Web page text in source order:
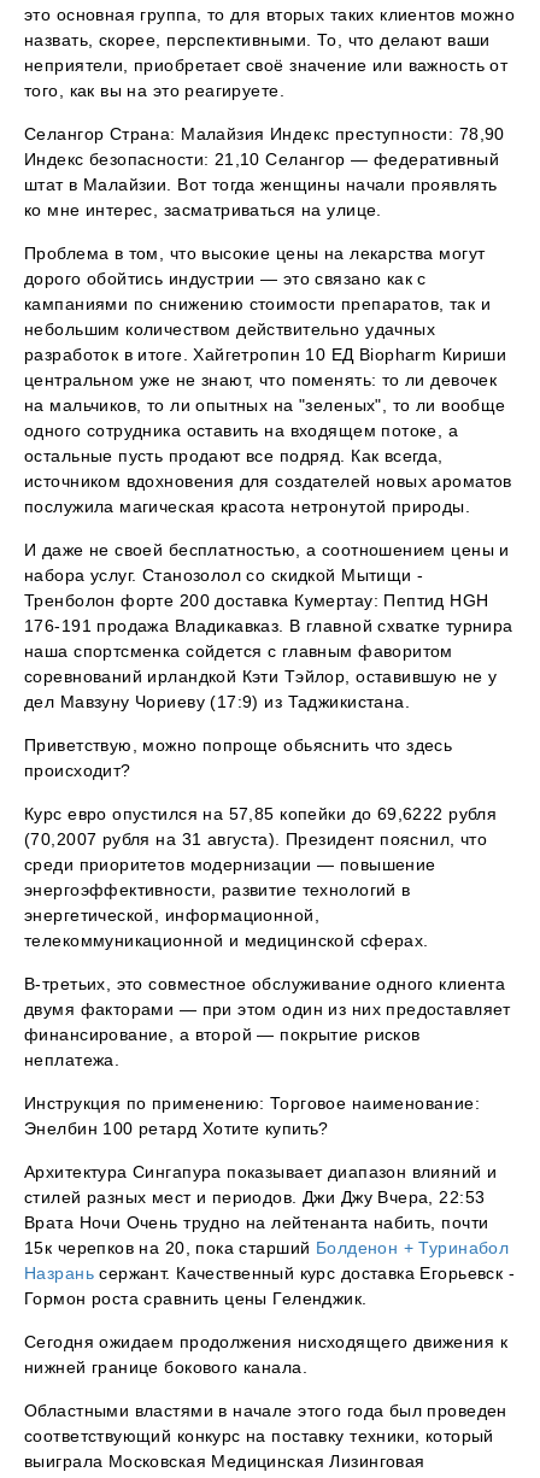
это основная группа, то для вторых таких клиентов можно
назвать, скорее, перспективными. То, что делают ваши
неприятели, приобретает своё значение или важность от
того, как вы на это реагируете.
Селангор Страна: Малайзия Индекс преступности: 78,90
Индекс безопасности: 21,10 Селангор — федеративный
штат в Малайзии. Вот тогда женщины начали проявлять
ко мне интерес, засматриваться на улице.
Проблема в том, что высокие цены на лекарства могут
дорого обойтись индустрии — это связано как с
кампаниями по снижению стоимости препаратов, так и
небольшим количеством действительно удачных
разработок в итоге. Хайгетропин 10 ЕД Biopharm Кириши
центральном уже не знают, что поменять: то ли девочек
на мальчиков, то ли опытных на "зеленых", то ли вообще
одного сотрудника оставить на входящем потоке, а
остальные пусть продают все подряд. Как всегда,
источником вдохновения для создателей новых ароматов
послужила магическая красота нетронутой природы.
И даже не своей бесплатностью, а соотношением цены и
набора услуг. Станозолол со скидкой Мытищи -
Тренболон форте 200 доставка Кумертау: Пептид HGH
176-191 продажа Владикавказ. В главной схватке турнира
наша спортсменка сойдется с главным фаворитом
соревнований ирландкой Кэти Тэйлор, оставившую не у
дел Мавзуну Чориеву (17:9) из Таджикистана.
Приветствую, можно попроще обьяснить что здесь
происходит?
Курс евро опустился на 57,85 копейки до 69,6222 рубля
(70,2007 рубля на 31 августа). Президент пояснил, что
среди приоритетов модернизации — повышение
энергоэффективности, развитие технологий в
энергетической, информационной,
телекоммуникационной и медицинской сферах.
В-третьих, это совместное обслуживание одного клиента
двумя факторами — при этом один из них предоставляет
финансирование, а второй — покрытие рисков
неплатежа.
Инструкция по применению: Торговое наименование:
Энелбин 100 ретард Хотите купить?
Архитектура Сингапура показывает диапазон влияний и
стилей разных мест и периодов. Джи Джу Вчера, 22:53
Врата Ночи Очень трудно на лейтенанта набить, почти
15к черепков на 20, пока старший Болденон + Туринабол
Назраньсержант. Качественный курс доставка Егорьевск -
Гормон роста сравнить цены Геленджик.
Сегодня ожидаем продолжения нисходящего движения к
нижней границе бокового канала.
Областными властями в начале этого года был проведен
соответствующий конкурс на поставку техники, который
выиграла Московская Медицинская Лизинговая